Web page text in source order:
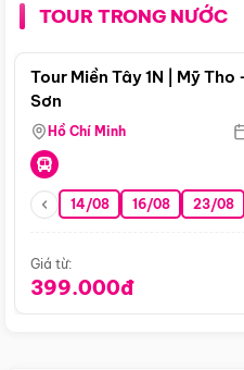
TOUR TRONG NƯỚC
Tour Miền Tây 1N | Mỹ
Sơn
Hồ Chí Minh
14/08 16/08 23/08
Giá từ:
399.000đ